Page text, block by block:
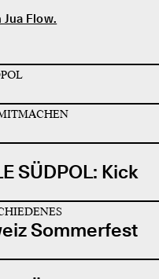
Jua Flow.
SÜDPOL: Kick
Sommerfest